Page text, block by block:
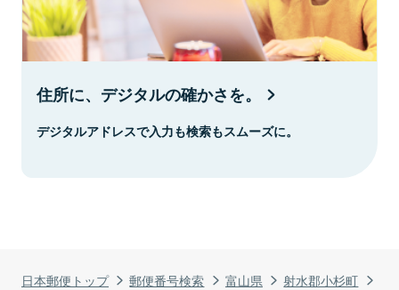
日本郵便トップ 郵便番号検索 富山県
射水郡小杉町
住所に、デジタルの確かさを。
デジタルアドレスで入力も検索もスムーズに。